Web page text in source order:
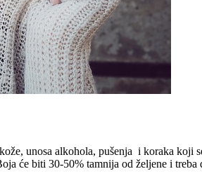
unosa alkohola, pušenja i koraka
će biti 30-50% tamnija od željene i